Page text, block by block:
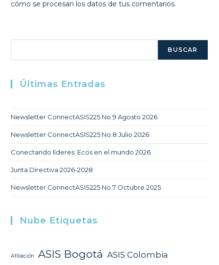
cómo se procesan los datos de tus comentarios.
BUSCAR
Últimas Entradas
Newsletter ConnectASIS225 No.9 Agosto 2026
Newsletter ConnectASIS225 No.8 Julio 2026
Conectando líderes: Ecos en el mundo 2026
Junta Directiva 2026-2028
Newsletter ConnectASIS225 No.7 Octubre 2025
Nube Etiquetas
Afiliación ASIS Bogotá ASIS Colombia